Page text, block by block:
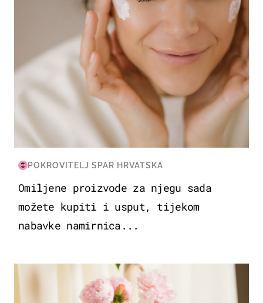
POKROVITELJ SPAR HRVATSKA
Omiljene proizvode za njegu sada
možete kupiti i usput, tijekom
nabavke namirnica...
MODA & LJEPOTA